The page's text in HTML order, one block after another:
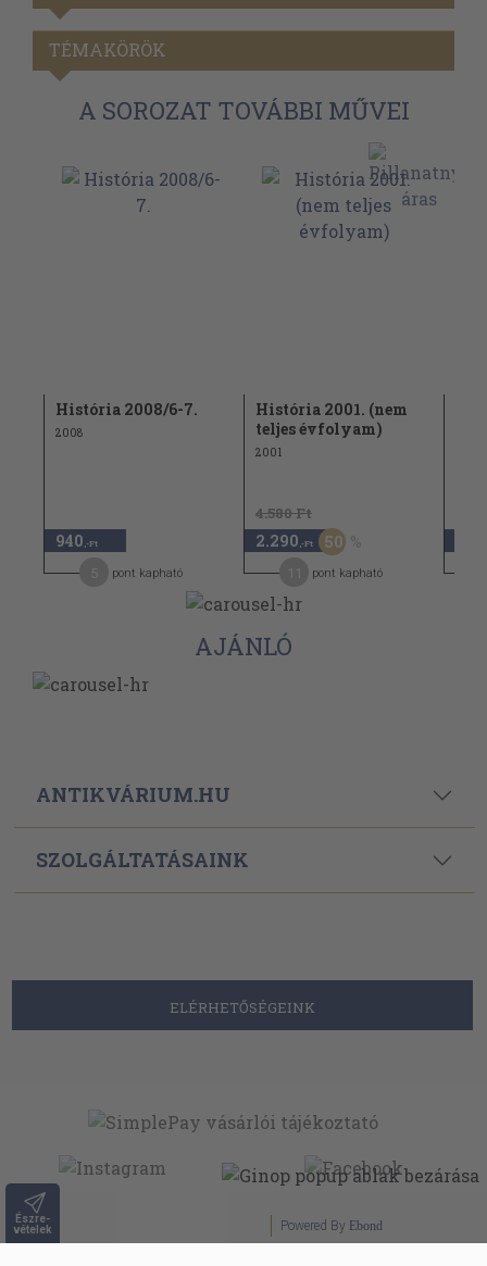
Észre-
vételek
TÉMAKÖRÖK
A SOROZAT TOVÁBBI MŰVEI
História 2008/6-7.
2008
940 ,-Ft
pont kapható
História 2001. (nem
teljes évfolyam)
2001
4.580 Ft
2.290 ,-Ft 50
pont kapható
AJÁNLÓ
ANTIKVÁRIUM.HU
SZOLGÁLTATÁSAINK
ELÉRHETŐSÉGEINK
Powered By Ebond